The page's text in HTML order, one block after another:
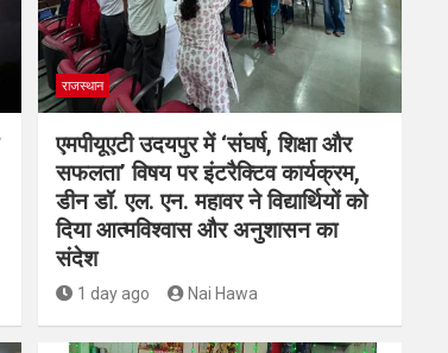
राजस्थान
एमपीयूएटी उदयपुर में ‘संघर्ष, शिक्षा और
सफलता’ विषय पर इंटरैक्टिव कार्यक्रम,
डीन डॉ. एल. एन. महावर ने विद्यार्थियों को
दिया आत्मविश्वास और अनुशासन का
संदेश
1 day ago Nai Hawa